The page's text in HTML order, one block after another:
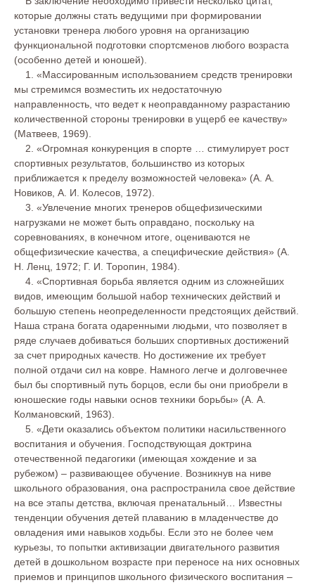
которые должны стать ведущими при формировании
установки тренера любого уровня на организацию
функциональной подготовки спортсменов любого возраста
(особенно детей и юношей).
1. «Массированным использованием средств тренировки
мы стремимся возместить их недостаточную
направленность, что ведет к неоправданному разрастанию
количественной стороны тренировки в ущерб ее качеству»
(Матвеев, 1969).
2. «Огромная конкуренция в спорте … стимулирует рост
спортивных результатов, большинство из которых
приближается к пределу возможностей человека» (А. А.
Новиков, А. И. Колесов, 1972).
3. «Увлечение многих тренеров общефизическими
нагрузками не может быть оправдано, поскольку на
соревнованиях, в конечном итоге, оцениваются не
общефизические качества, а специфические действия» (А.
Н. Ленц, 1972; Г. И. Торопин, 1984).
4. «Спортивная борьба является одним из сложнейших
видов, имеющим большой набор технических действий и
большую степень неопределенности предстоящих действий.
Наша страна богата одаренными людьми, что позволяет в
ряде случаев добиваться больших спортивных достижений
за счет природных качеств. Но достижение их требует
полной отдачи сил на ковре. Намного легче и долговечнее
был бы спортивный путь борцов, если бы они приобрели в
юношеские годы навыки основ техники борьбы» (А. А.
Колмановский, 1963).
5. «Дети оказались объектом политики насильственного
воспитания и обучения. Господствующая доктрина
отечественной педагогики (имеющая хождение и за
рубежом) – развивающее обучение. Возникнув на ниве
школьного образования, она распространила свое действие
на все этапы детства, включая пренатальный… Известны
тенденции обучения детей плаванию в младенчестве до
овладения ими навыков ходьбы. Если это не более чем
курьезы, то попытки активизации двигательного развития
детей в дошкольном возрасте при переносе на них основных
приемов и принципов школьного физического воспитания –